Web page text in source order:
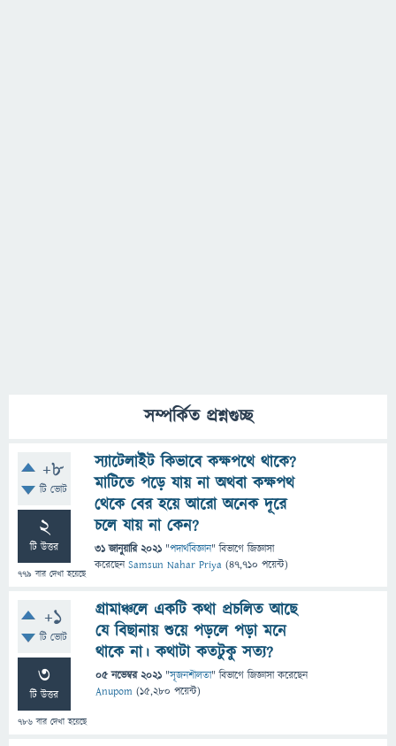
সম্পর্কিত প্রশ্নগুচ্ছ
+8
টি ভোট
2
টি উত্তর
779 বার দেখা হয়েছে
স্যাটেলাইট কিভাবে কক্ষপথে থাকে?
মাটিতে পড়ে যায় না অথবা কক্ষপথ
থেকে বের হয়ে আরো অনেক দূরে
চলে যায় না কেন?
31 জানুয়ারি 2021 "পদার্থবিজ্ঞান" বিভাগে জিজ্ঞাসা
করেছেনSamsun Nahar Priya (47,710 পয়েন্ট)
+1
টি ভোট
3
টি উত্তর
786 বার দেখা হয়েছে
গ্রামাঞ্চলে একটি কথা প্রচলিত আছে
যে বিছানায় শুয়ে পড়লে পড়া মনে
থাকে না। কথাটা কতটুকু সত্য?
05 নভেম্বর 2021 "সৃজনশীলতা" বিভাগে জিজ্ঞাসাকরেছেন
Anupom (15,280 পয়েন্ট)